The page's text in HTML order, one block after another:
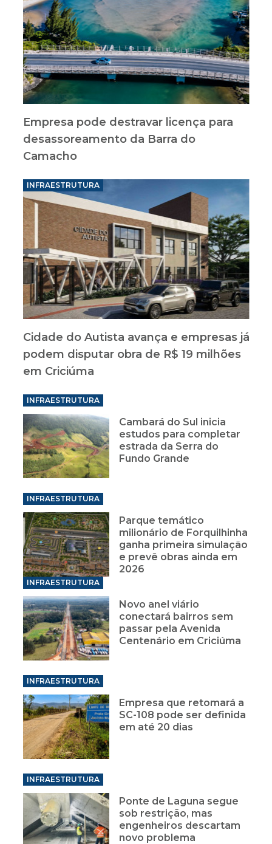
Empresa pode destravar licença para
desassoreamento da Barra do
Camacho
INFRAESTRUTURA
Cidade do Autista avança e empresas já
podem disputar obra de R$ 19 milhões
em Criciúma
INFRAESTRUTURA
Cambará do Sul inicia
estudos para completar
estrada da Serra do
Fundo Grande
INFRAESTRUTURA
Parque temático
milionário de Forquilhinha
ganha primeira simulação
e prevê obras ainda em
2026
INFRAESTRUTURA
Novo anel viário
conectará bairros sem
passar pela Avenida
Centenário em Criciúma
INFRAESTRUTURA
Empresa que retomará a
SC-108 pode ser definida
em até 20 dias
INFRAESTRUTURA
Ponte de Laguna segue
sob restrição, mas
engenheiros descartam
novo problema